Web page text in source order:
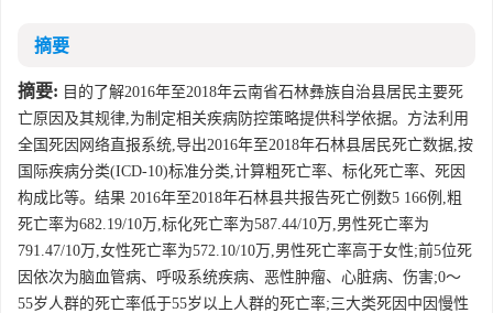
摘要
摘要: 目的了解2016年至2018年云南省石林彝族自治县居民主要死
亡原因及其规律,为制定相关疾病防控策略提供科学依据。方法利用
全国死因网络直报系统,导出2016年至2018年石林县居民死亡数据,按
国际疾病分类(ICD-10)标准分类,计算粗死亡率、标化死亡率、死因
构成比等。结果 2016年至2018年石林县共报告死亡例数5 166例,粗
死亡率为682.19/10万,标化死亡率为587.44/10万,男性死亡率为
791.47/10万,女性死亡率为572.10/10万,男性死亡率高于女性;前5位死
因依次为脑血管病、呼吸系统疾病、恶性肿瘤、心脏病、伤害;0～
55岁人群的死亡率低于55岁以上人群的死亡率;三大类死因中因慢性